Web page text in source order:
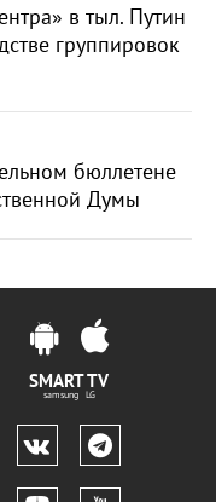
в тыл. Путин
группировок
бюллетене
Думы
SMART TV
samsung LG